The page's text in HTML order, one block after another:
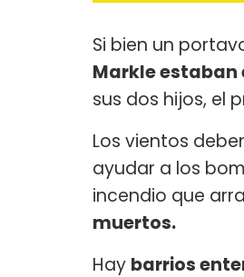
Si bien un
Markle estaban
sus dos hijos, el
Los vientos
ayudar a los
incendio que
muertos.
Hay barrios